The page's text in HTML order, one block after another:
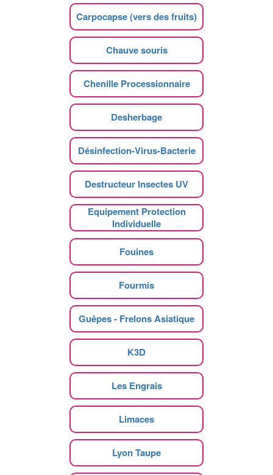
Carpocapse (vers des fruits)
Chauve souris
Chenille Processionnaire
Desherbage
Désinfection-Virus-Bacterie
Destructeur Insectes UV
Equipement Protection
Individuelle
Fouines
Fourmis
Guêpes - Frelons Asiatique
K3D
Les Engrais
Limaces
Lyon Taupe